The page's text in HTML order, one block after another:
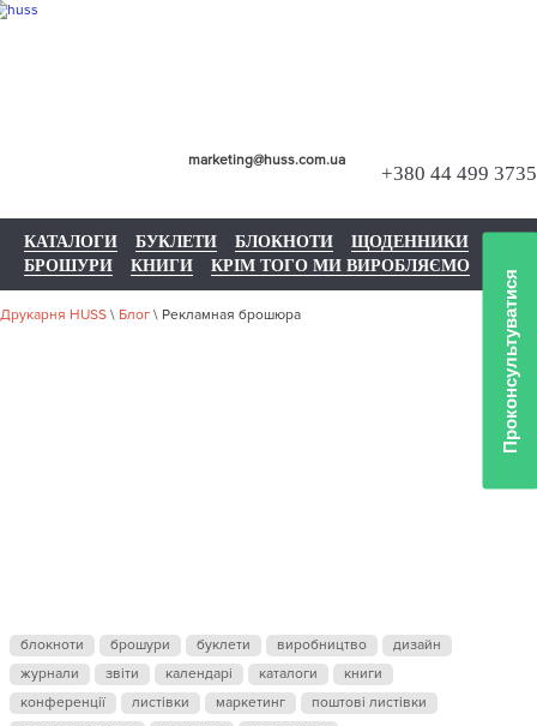
+380 44 499 3735
marketing@huss.com.ua
КАТАЛОГИ БУКЛЕТИ БЛОКНОТИ
ЩОДЕННИКИ
БРОШУРИ
КНИГИ КРІМ ТОГО МИ ВИРОБЛЯЄМО
Друкарня HUSS \ Блог \ Рекламная брошюра
РЕКЛАМНАЯ
блокноти брошури буклети виробництво
дизайн
журнали
звіти календарі каталоги
книги
конференції
листівки маркетинг
поштові листівки
Проконсультуватися